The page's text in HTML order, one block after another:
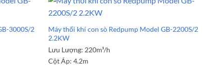
3000S/2
Máy thổi khí con sò Redpump Model GB-2200S/2
2.2KW
Lưu Lượng: 220m³/h
Cột Áp:4.2m